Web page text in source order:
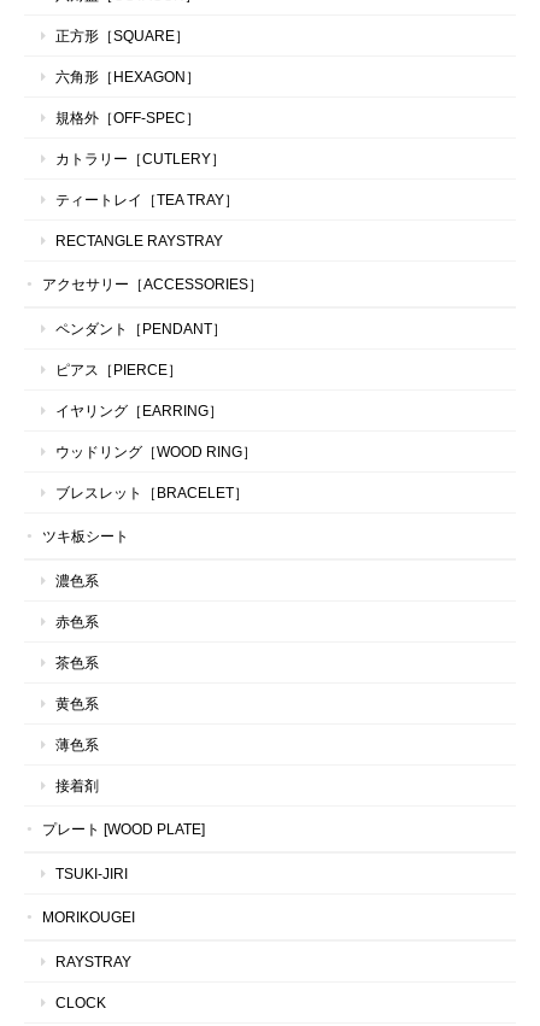
正方形［SQUARE］
六角形［HEXAGON］
規格外［OFF-SPEC］
カトラリー［CUTLERY］
ティートレイ［TEA TRAY］
RECTANGLE RAYSTRAY
アクセサリー［ACCESSORIES］
ペンダント［PENDANT］
ピアス［PIERCE］
イヤリング［EARRING］
ウッドリング［WOOD RING］
ブレスレット［BRACELET］
ツキ板シート
濃色系
赤色系
茶色系
黄色系
薄色系
接着剤
プレート [WOOD PLATE]
TSUKI-JIRI
MORIKOUGEI
RAYSTRAY
CLOCK